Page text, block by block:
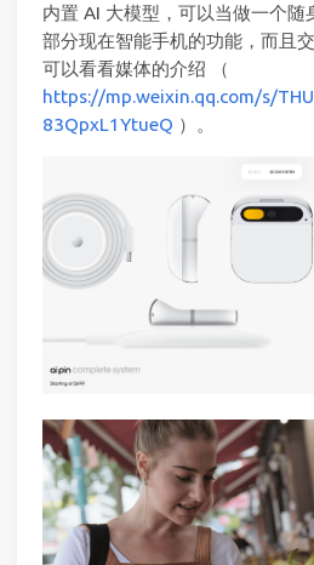
内置 AI 大模型，可以当做一个随
部分现在智能手机的功能，而且
可以看看媒体的介绍 （
https://mp.weixin.qq.com/s/
83QpxL1YtueQ ）。